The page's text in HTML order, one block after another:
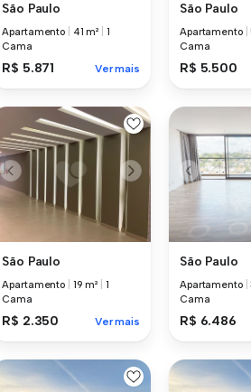
São Paulo
Apartamento 41 m²
1
Cama
R$ 5.871 Ver mais
São Paulo
Apartamento |
Cama
R$ 5.500
São Paulo
Apartamento 19 m²
1
Cama
R$ 2.350 Ver mais
São Paulo
Apartamento |
Cama
R$ 6.486